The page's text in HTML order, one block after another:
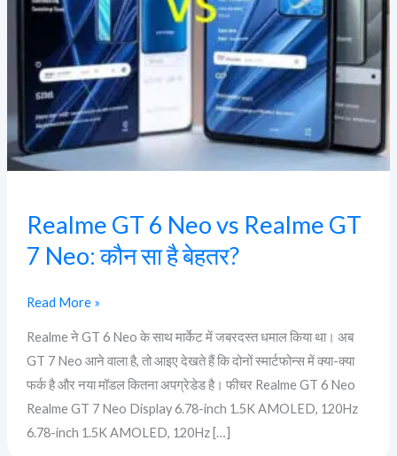
Realme GT 6 Neo vs Realme GT
7 Neo: कौन सा है बेहतर?
Realme
Neo:
कौन
सा
है
Read More »
Realme ने GT 6 Neo के साथ मार्केट में जबरदस्त धमाल किया था। अब
GT 7 Neo आने वाला है, तो आइए देखते हैं कि दोनों स्मार्टफोन्स में क्या-क्या
फर्क है और नया मॉडल कितना अपग्रेडेड है। फीचर Realme GT 6 Neo
Realme GT 7 Neo Display 6.78-inch 1.5K AMOLED, 120Hz
6.78-inch 1.5K AMOLED, 120Hz […]